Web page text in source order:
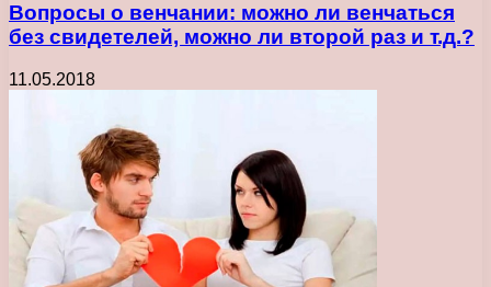
Вопросы о венчании: можно ли венчаться
без свидетелей, можно ли второй раз и т.д.?
11.05.2018